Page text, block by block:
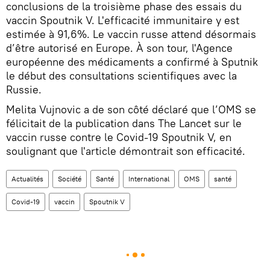
conclusions de la troisième phase des essais du
vaccin Spoutnik V. L'efficacité immunitaire y est
estimée à 91,6%. Le vaccin russe attend désormais
d’être autorisé en Europe. À son tour, l'Agence
européenne des médicaments a confirmé à Sputnik
le début des consultations scientifiques avec la
Russie.
Melita Vujnovic a de son côté déclaré que l’OMS se
félicitait de la publication dans The Lancet sur le
vaccin russe contre le Covid-19 Spoutnik V, en
soulignant que l'article démontrait son efficacité.
Actualités Société Santé International OMS santé
Covid-19 vaccin Spoutnik V